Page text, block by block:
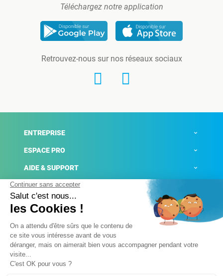
Téléchargez notre application
Retrouvez-nous sur nos réseaux sociaux
ENTREPRISE
ESPACE PRO
AIDE & SUPPORT
ACTUALITÉS
Mentions légales